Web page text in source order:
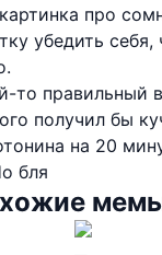
про
убедить себя,
то правильный
получил бы
на 20
бля